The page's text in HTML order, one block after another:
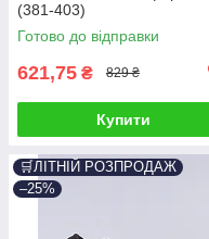
(381-403)
Готово до відправки
621,75 ₴ 829 ₴
Купити
🛒ЛІТНІЙ РОЗПРОДАЖ
–25%